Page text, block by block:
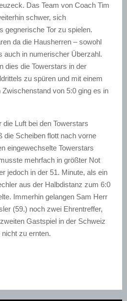
Das Team von Coach Tim
schwer, sich
gegnerische Tor zu spielen.
da die Hausherren –sowohl
auch in numerischer Überzahl.
dies die Towerstars in der
zu spüren und mit einem
von 5:0 ging es in
Luft bei den Towerstars
die Scheiben flott nach vorne
eingewechselte Towerstars
mehrfach in größter Not
jedoch in der 51. Minute, als ein
aus der Halbdistanz zum 6:0
Immerhin gelangen Sam Herr
(59.) noch zwei Ehrentreffer,
Gastspiel in der Schweiz
zu ernten.